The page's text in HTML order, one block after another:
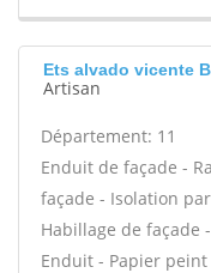
Ets alvado vicente
Artisan
Département: 11
Enduit de façade -
façade - Isolation
Habillage de façade
Enduit - Papier peint